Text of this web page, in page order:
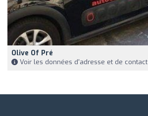
Olive Of Pré
Voir les données d'adresse et de contact